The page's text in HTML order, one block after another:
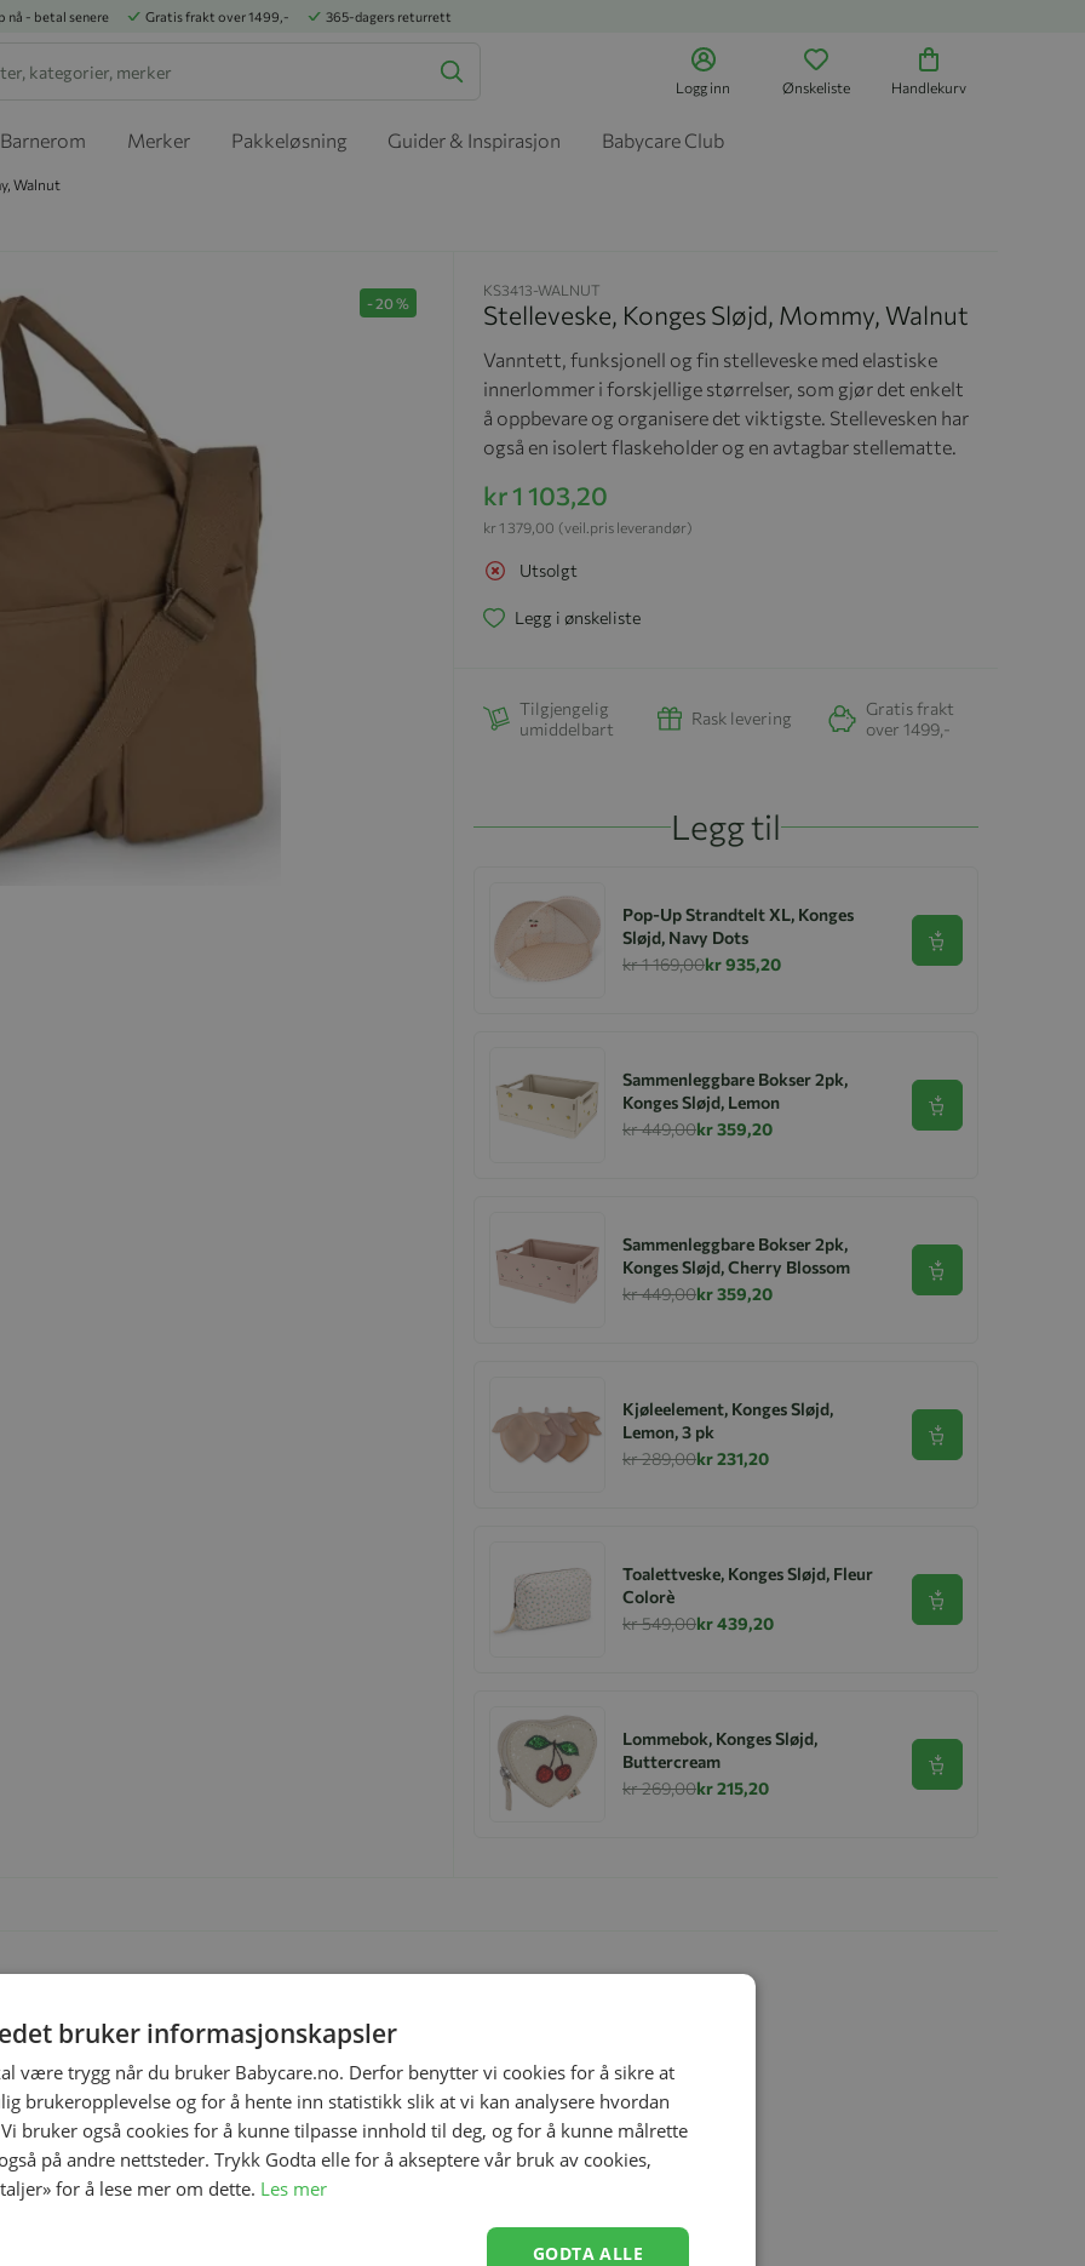
nå - betal senere Gratis frakt over 1499,- 365-dagers returrett
Logg inn Ønskeliste Handlekurv
Barnerom Merker Pakkeløsning Guider & Inspirasjon Babycare Club
Walnut
-20 %
KS3413-WALNUT
Stelleveske, Konges Sløjd, Mommy, Walnut
Vanntett, funksjonell og fin stelleveske med elastiske
innerlommer i forskjellige størrelser, som gjør det enkelt
å oppbevare og organisere det viktigste. Stellevesken har
også en isolert flaskeholder og en avtagbar stellematte.
kr 1 103,20
(veil.pris leverandør)
kr 1 379,00
Utsolgt
Legg i ønskeliste
Tilgjengelig
umiddelbart
Rask levering
Gratis frakt
over 1499,-
Legg til
Pop-Up Strandtelt XL, Konges
Sløjd, Navy Dots
kr 1 169,00kr 935,20
Se produkt
Sammenleggbare Bokser 2pk,
Konges Sløjd, Lemon
kr 449,00kr 359,20
Se produkt
Sammenleggbare Bokser 2pk,
Konges Sløjd, Cherry Blossom
kr 449,00kr 359,20
Se produkt
Kjøleelement, Konges Sløjd,
Lemon, 3 pk
kr 289,00kr 231,20
Se produkt
Toalettveske, Konges Sløjd, Fleur
Colorè
kr 549,00kr 439,20
Se produkt
Lommebok, Konges Sløjd,
Buttercream
kr 269,00kr 215,20
Se produkt
Vesken inkluderer en avtagbar polstret
også brukes som weekendbag. Den har en avtagbar
lukkes med glidelås og har D-ringer på hver side
Kvaliteten er både myk og
bruker informasjonskapsler
være trygg når du bruker Babycare.no. Derfor benytter vi cookies for å sikre at
brukeropplevelse og for å hente inn statistikk slik at vi kan analysere hvordan
bruker også cookies for å kunne tilpasse innhold til deg, og for å kunne målrette
på andre nettsteder. Trykk Godta elle for å akseptere vår bruk av cookies,
for å lese mer om dette. Les mer
GODTA ALLE